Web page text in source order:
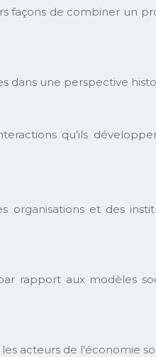
façons de combiner un
dans une perspective
qu’ils
organisations et des
rapport aux modèles
acteurs de l'économie